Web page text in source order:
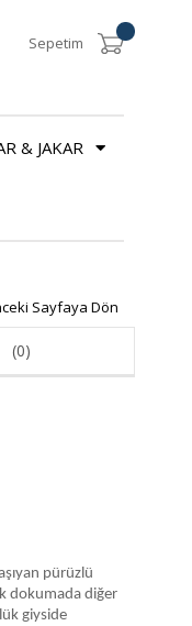
Sepetim
& JAKAR
Sayfaya Dön
(0)
pürüzlü
dokumada diğer
giyside